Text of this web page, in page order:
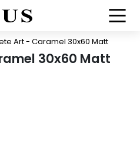
Art - Caramel 30x60 Matt
30x60 Matt